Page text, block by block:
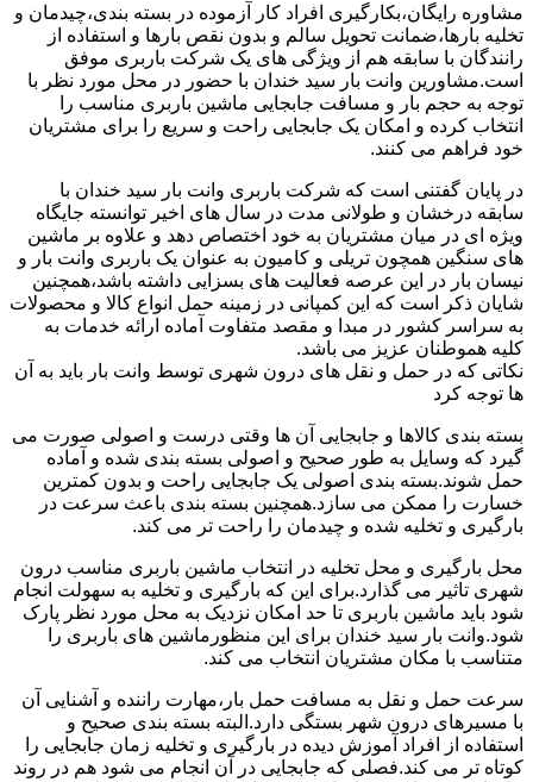
مشاوره رایگان،بکارگیری افراد کار آزموده در بسته بندی،چیدمان و
تخلیه بارها،ضمانت تحویل سالم و بدون نقص بارها و استفاده از
رانندگان با سابقه هم از ویژگی های یک شرکت باربری موفق
است.مشاورین وانت بار سید خندان با حضور در محل مورد نظر با
توجه به حجم بار و مسافت جابجایی ماشین باربری مناسب را
انتخاب کرده و امکان یک جابجایی راحت و سریع را برای مشتریان
خود فراهم می کنند.
در پایان گفتنی است که شرکت باربری وانت بار سید خندان با
سابقه درخشان و طولانی مدت در سال های اخیر توانسته جایگاه
ویژه ای در میان مشتریان به خود اختصاص دهد و علاوه بر ماشین
های سنگین همچون تریلی و کامیون به عنوان یک باربری وانت بار و
نیسان بار در این عرصه فعالیت های بسزایی داشته باشد،همچنین
شایان ذکر است که این کمپانی در زمینه حمل انواع کالا و محصولات
به سراسر کشور در مبدا و مقصد متفاوت آماده ارائه خدمات به
کلیه هموطنان عزیز می باشد.
نکاتی که در حمل و نقل های درون شهری توسط وانت بار باید به آن
ها توجه کرد
بسته بندی کالاها و جابجایی آن ها وقتی درست و اصولی صورت می
گیرد که وسایل به طور صحیح و اصولی بسته بندی شده و آماده
حمل شوند.بسته بندی اصولی یک جابجایی راحت و بدون کمترین
خسارت را ممکن می سازد.همچنین بسته بندی باعث سرعت در
بارگیری و تخلیه شده و چیدمان را راحت تر می کند.
محل بارگیری و محل تخلیه در انتخاب ماشین باربری مناسب درون
شهری تاثیر می گذارد.برای این که بارگیری و تخلیه به سهولت انجام
شود باید ماشین باربری تا حد امکان نزدیک به محل مورد نظر پارک
شود.وانت بار سید خندان برای این منظورماشین های باربری را
متناسب با مکان مشتریان انتخاب می کند.
سرعت حمل و نقل به مسافت حمل بار،مهارت راننده و آشنایی آن
با مسیرهای درون شهر بستگی دارد.البته بسته بندی صحیح و
استفاده از افراد آموزش دیده در بارگیری و تخلیه زمان جابجایی را
کوتاه تر می کند.فصلی که جابجایی در آن انجام می شود هم در روند